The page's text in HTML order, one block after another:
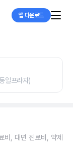
앱 다운로드
일프라자)
비, 대면 진료비, 약제